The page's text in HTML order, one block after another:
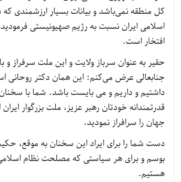
کل منطقه نمی‌باشد و بیانات بسیار ارزشمندی
اسلامی ایران نسبت به رژیم صهیونیستی
افتخار است.
حقیر به عنوان سرباز ولایت و این ملت سرفراز
جنابعالی عرض می‌کنم: این همان دکتر روحانی
داشتیم و داریم و می بایست باشد. شما با
قدرتمندانه خودتان رهبر عزیز، ملت بزرگوار
جهان را سرافراز نمودید.
دست شما را برای ایراد این سخنان به موقع،
بوسم و برای هر سیاستی که مصلحت نظام
هستیم.